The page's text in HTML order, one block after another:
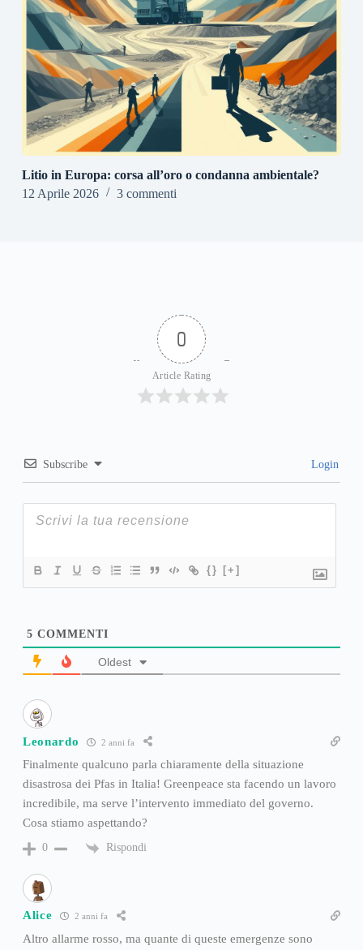
Litio in Europa: corsa all’oro o condanna ambientale?
12 Aprile 2026
3 commenti
0
Article Rating
Subscribe Login
{} [+]
5 COMMENTI
Oldest
Leonardo 2 anni fa
Finalmente qualcuno parla chiaramente della situazione
disastrosa dei Pfas in Italia! Greenpeace sta facendo un lavoro
incredibile, ma serve l’intervento immediato del governo.
Cosa stiamo aspettando?
0 Rispondi
Alice 2 anni fa
Altro allarme rosso, ma quante di queste emergenze sono